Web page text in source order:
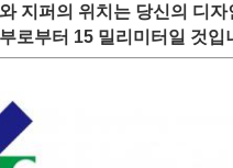
지퍼의 위치는 당신의 디
로부터 15 밀리미터일 것입